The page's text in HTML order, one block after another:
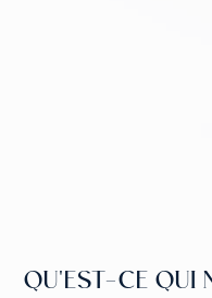
QU'EST-CE QUI